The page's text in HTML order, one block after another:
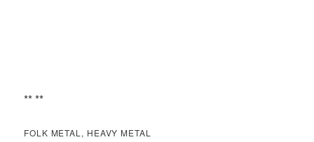
** **
FOLK METAL, HEAVY METAL